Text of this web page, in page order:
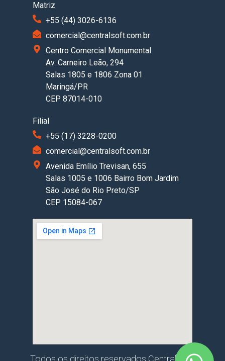
Matriz
+55 (44) 3026-6136
comercial@centralsoft.com.br
Centro Comercial Monumental
Av. Carneiro Leão, 294
Salas 1805 e 1806 Zona 01
Maringá/PR
CEP 87014-010
Filial
+55 (17) 3228-0200
comercial@centralsoft.com.br
Avenida Emílio Trevisan, 655
Salas 1005 e 1006 Bairro Bom Jardim
São José do Rio Preto/SP
CEP 15084-067
Todos os direitos reservados Central Soft